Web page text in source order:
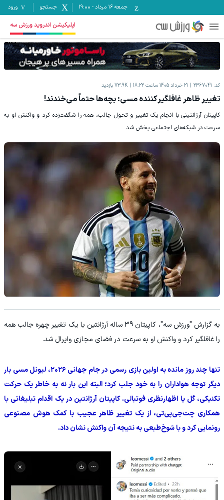
جمعه ۱۶ مرداد -
19:00 جستجو ورود
اپلیکیشن اندروید ورزش سه
کد: 2367041 21 خرداد 1405 ساعت 18:22 73.9K بازدید
تغییر ظاهر غافلگیرکننده مسی: بچه‌ها حتماً می‌خندند!
کاپیتان آرژانتینی با انجام یک تغییر و تحول جالب، همه را شگفت‌زده کرد و واکنش او به
سرعت در شبکه‌های اجتماعی پخش شد.
به گزارش "ورزش سه"، کاپیتان 39 ساله آرژانتین با یک تغییر چهره جالب همه
را غافلگیر کرد و واکنش او به سرعت در فضای مجازی وایرال شد.
تنها چند روز مانده به اولین بازی رسمی در جام جهانی ۲۰۲۶، لیونل مسی بار
دیگر توجه هواداران را به خود جلب کرد؛ البته این بار نه به خاطر یک حرکت
تکنیکی، گل یا اظهارنظری فوتبالی. کاپیتان آرژانتین در یک اقدام تبلیغاتی با
همکاری چت‌جی‌پی‌تی، از یک تغییر ظاهر عجیب با کمک هوش مصنوعی
رونمایی کرد و با شوخ‌طبعی به نتیجه آن واکنش نشان داد.